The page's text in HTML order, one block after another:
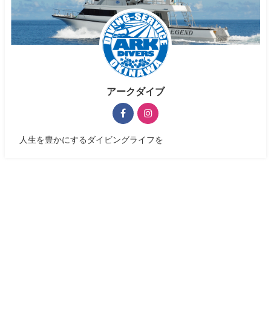
アークダイブ
人生を豊かにするダイビングライフを